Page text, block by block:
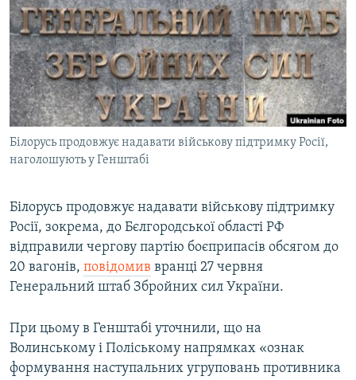
СВІТ
КИТАЙ.ВИКЛИКИ
МУЛЬТИМЕДІА
ФОТО
СПЕЦПРОЄКТИ
ПОДКАСТИ
КРИМ РЕАЛІЇ
УКР
КТАТ
ДОЛУЧАЙСЯ!
Білорусь продовжує надавати військову підтримку Росії,
наголошують у Генштабі
Білорусь продовжує надавати військову підтримку
Росії, зокрема, до Бєлгородської області РФ
відправили чергову партію боєприпасів обсягом до
20 вагонів, повідомив вранці 27 червня
Генеральний штаб Збройних сил України.
При цьому в Генштабі уточнили, що на
Волинському і Поліському напрямках «ознак
формування наступальних угруповань противника